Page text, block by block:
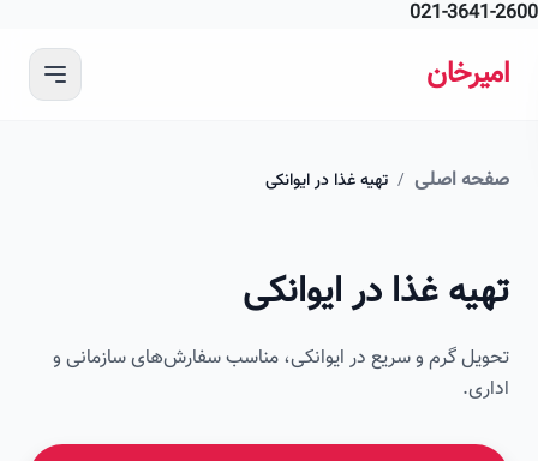
021-
اصلی / تهیه غذا در ایوانکی
غذا در ایوانکی
گرم و سریع در ایوانکی، مناسب سفارش‌های سازمانی و
تصویر این صفحه به زودی اضافه می‌شود